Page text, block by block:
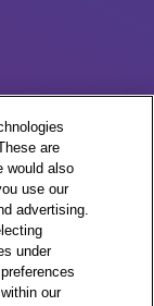
are
would also
use our
advertising.
under
our